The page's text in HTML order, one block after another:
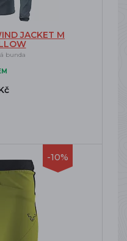
JACKET M
bunda
-10%